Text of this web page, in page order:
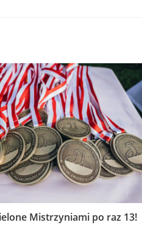
Mistrzyniami po raz 13!